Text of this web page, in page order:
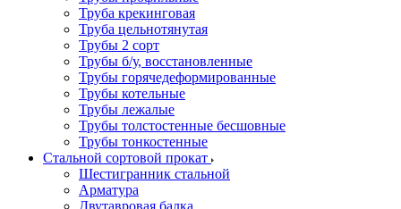
Труба крекинговая
Труба цельнотянутая
Трубы 2 сорт
Трубы б/у, восстановленные
Трубы горячедеформированные
Трубы котельные
Трубы лежалые
Трубы толстостенные бесшовные
Трубы тонкостенные
Стальной сортовой прокат
Шестигранник стальной
Арматура
Двутавровая балка